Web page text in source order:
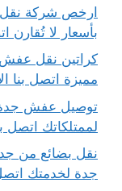
بأسعار لا تُقارن
مميزة اتصل بنا
لممتلكاتك اتصل
جدة لخدمتك اتصل